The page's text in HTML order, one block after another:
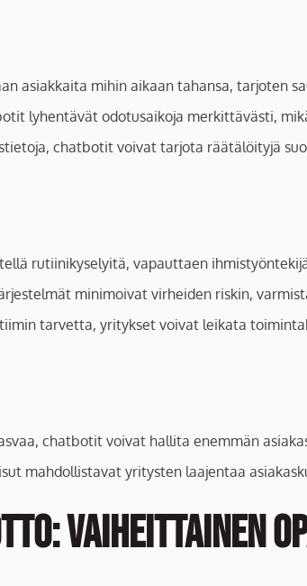
asiakkaita mihin aikaan tahansa, tarjoten
lyhentävät odotusaikoja merkittävästi,
chatbotit voivat tarjota räätälöityjä
rutiinikyselyitä, vapauttaen
minimoivat virheiden riskin,
tarvetta, yritykset voivat leikata
chatbotit voivat hallita enemmän
mahdollistavat yritysten laajentaa
Vaiheittainen